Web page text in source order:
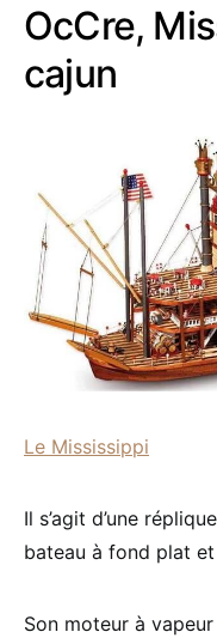
OcCre,
cajun
Le Mississippi
Il s’agit d’une
bateau à fond plat
Son moteur à